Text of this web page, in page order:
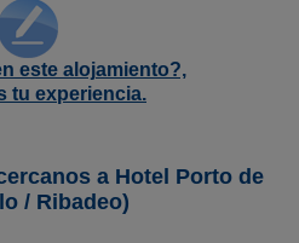
este alojamiento?,
tu experiencia.
a Hotel Porto de
/ Ribadeo)